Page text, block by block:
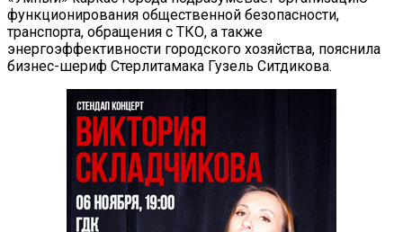
функционирования общественной безопасности,
транспорта, обращения с ТКО, а также
энергоэффективности городского хозяйства, пояснила
бизнес-шериф Стерлитамака Гузель Ситдикова.